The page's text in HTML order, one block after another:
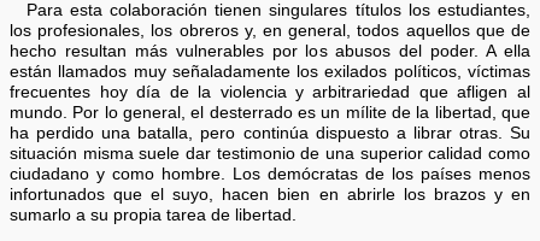
Para esta colaboración tienen singulares títulos los estudiantes,
los profesionales, los obreros y, en general, todos aquellos que de
hecho resultan más vulnerables por los abusos del poder. A ella
están llamados muy señaladamente los exilados políticos, víctimas
frecuentes hoy día de la violencia y arbitrariedad que afligen al
mundo. Por lo general, el desterrado es un mílite de la libertad, que
ha perdido una batalla, pero continúa dispuesto a librar otras. Su
situación misma suele dar testimonio de una superior calidad como
ciudadano y como hombre. Los demócratas de los países menos
infortunados que el suyo, hacen bien en abrirle los brazos y en
sumarlo a su propia tarea de libertad.